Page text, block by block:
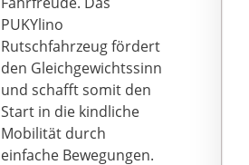
dient er wunderbar, um
Vertrauen und
Sicherheit zu gewinnen.
Kofferraum eines Autos
für den Einsatz in Parks,
Einkaufszentrum oder
überall dort, wo
Kleinkinder lieber
fahren als gehen.
Sicheres Design: Dieses
PUKYlino
Rutschfahrzeug fördert
den Gleichgewichtssinn
und schafft somit den
Start in die kindliche
Mobilität durch
einfache Bewegungen.